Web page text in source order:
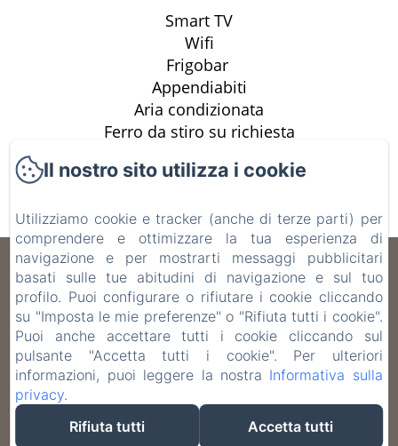
Smart TV
Wifi
Frigobar
Appendiabiti
Aria condizionata
Ferro da stiro su richiesta
Asciugacapelli
B&B Don Alessandro
Informativa PrivacyNote legaliInformazioni sui cookie
Via Brunetti 23, Surbo, 73010, Italia
info@bbdonalessandro.it
+39 3472108434
Il nostro sito utilizza i cookie
Utilizziamo cookie e tracker (anche di terze parti) per
comprendere e ottimizzare la tua esperienza di
navigazione e per mostrarti messaggi pubblicitari
basati sulle tue abitudini di navigazione e sul tuo
profilo. Puoi configurare o rifiutare i cookie cliccando
su "Imposta le mie preferenze" o "Rifiuta tutti i cookie".
Puoi anche accettare tutti i cookie cliccando sul
pulsante "Accetta tutti i cookie". Per ulteriori
informazioni, puoi leggere la nostra Informativa sulla
privacy.
Rifiuta tutti
Accetta tutti